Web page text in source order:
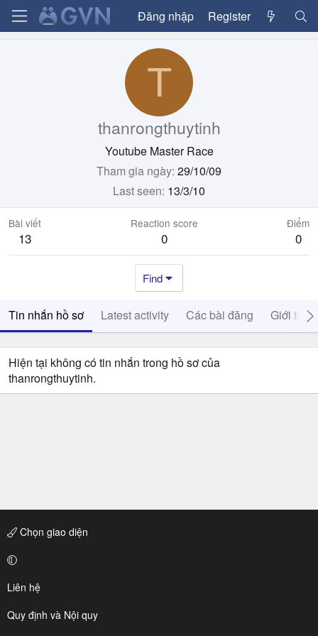
Đăng nhập Register
T
thanrongthuytinh
Youtube Master Race
Tham gia ngày 29/10/09
Last seen 13/3/10
Bài viết
13
Reaction score
0
Điểm
0
Find
Tin nhắn hồ sơ Latest activity Các bài đăng Giới thiệu
Hiện tại không có tin nhắn trong hồ sơ của
thanrongthuytinh.
Chọn giao diện
Liên hệ
Quy định và Nội quy